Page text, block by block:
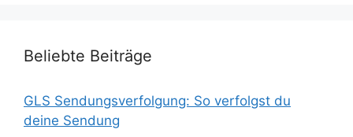
Beliebte Beiträge
GLS Sendungsverfolgung: So verfolgst du
deine Sendung